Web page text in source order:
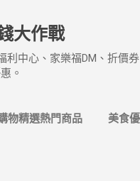
大作戰
利中心、家樂福DM、折價
。
物精選熱門商品 美食